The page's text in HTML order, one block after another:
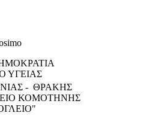
ΥΓΕΙΑΣ
- ΘΡΑΚΗΣ
ΚΟΜΟΤΗΝΗΣ